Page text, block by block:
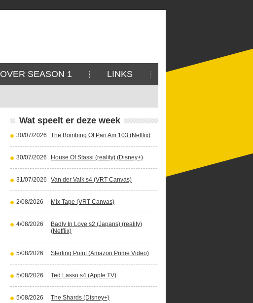
OVER SEASON 1 LINKS
Wat speelt er deze week
30/07/2026 The Bombing Of Pan Am 103 (Netflix)
30/07/2026 House Of Stassi (reality) (Disney+)
31/07/2026 Van der Valk s4 (VRT Canvas)
2/08/2026 Mix Tape (VRT Canvas)
4/08/2026
Badly In Love s2 (Japans) (reality)
(Netflix)
5/08/2026 Sterling Point (Amazon Prime Video)
5/08/2026 Ted Lasso s4 (Apple TV)
5/08/2026 The Shards (Disney+)